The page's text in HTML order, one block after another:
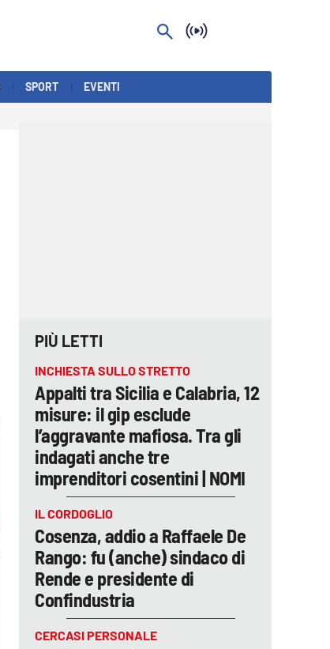
SPORT EVENTI
PIÙ LETTI
INCHIESTA SULLO STRETTO
Appalti tra Sicilia e Calabria, 12
misure: il gip esclude
l’aggravante mafiosa. Tra gli
indagati anche tre
imprenditori cosentini | NOMI
IL CORDOGLIO
Cosenza, addio a Raffaele De
Rango: fu (anche) sindaco di
Rende e presidente di
Confindustria
CERCASI PERSONALE